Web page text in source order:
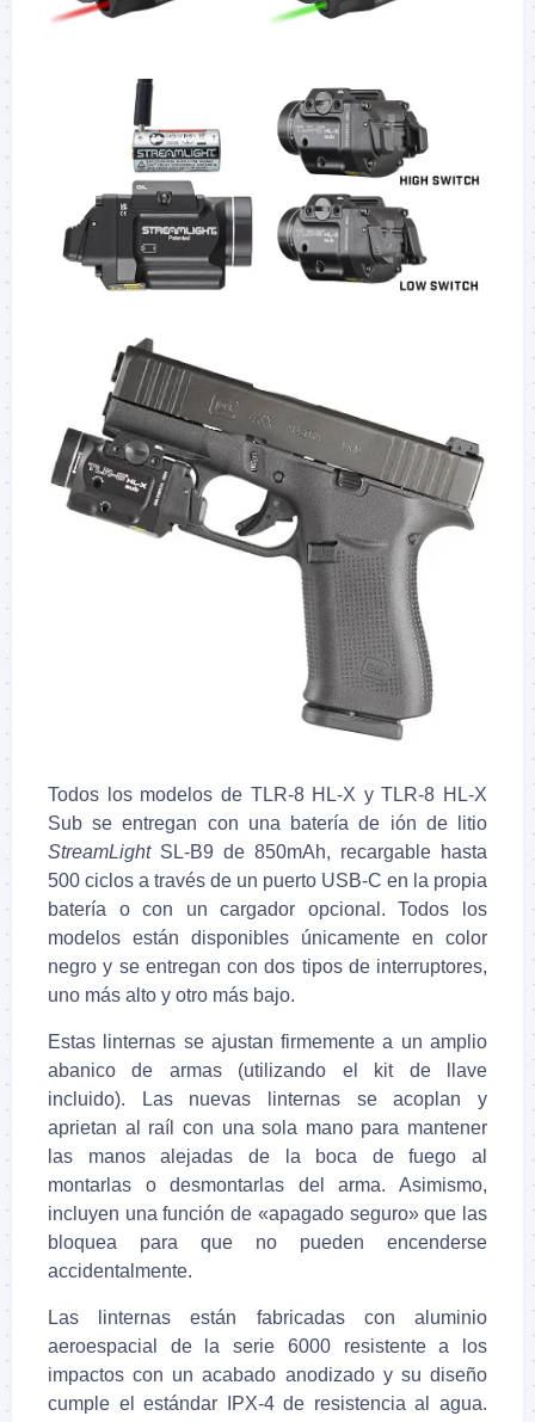
Todos los modelos de TLR-8 HL-X y TLR-8 HL-X
Sub se entregan con una batería de ión de litio
StreamLightSL-B9 de 850mAh, recargable hasta
500 ciclos a través de un puerto USB-C en la propia
batería o con un cargador opcional. Todos los
modelos están disponibles únicamente en color
negro y se entregan con dos tipos de interruptores,
uno más alto y otro más bajo.
Estas linternas se ajustan firmemente a un amplio
abanico de armas (utilizando el kit de llave
incluido). Las nuevas linternas se acoplan y
aprietan al raíl con una sola mano para mantener
las manos alejadas de la boca de fuego al
montarlas o desmontarlas del arma. Asimismo,
incluyen una función de «apagado seguro» que las
bloquea para que no pueden encenderse
accidentalmente.
Las linternas están fabricadas con aluminio
aeroespacial de la serie 6000 resistente a los
impactos con un acabado anodizado y su diseño
cumple el estándar IPX-4 de resistencia al agua.